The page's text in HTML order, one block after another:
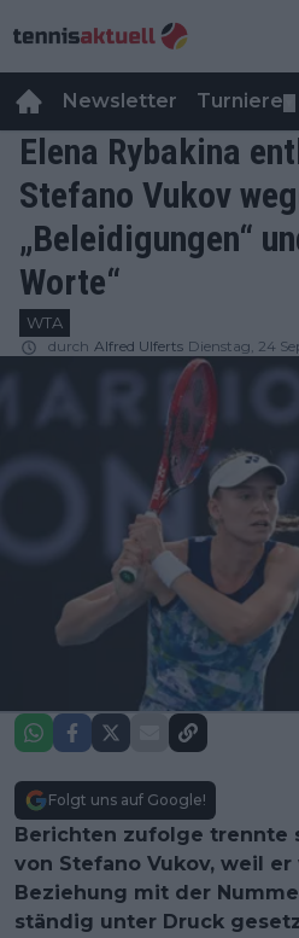
Newsletter Turniere
Elena Rybakina
Stefano Vukov
„Beleidigungen“
Worte“
WTA
durch Alfred Ulferts Dienstag, 24
Folgt uns auf Google!
Berichten zufolge trennte
von Stefano Vukov, weil
Beziehung mit der
ständig unter Druck